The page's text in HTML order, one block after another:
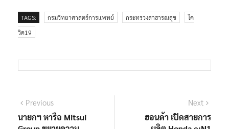
TAGS: กรมวิทยาศาสตร์การแพทย์ กระทรวงสาธารณสุข
โค
วิด19
แนะแนว
เรื่อง
PreviousPrevious
post:
นายกฯ หารือ Mitsui
Next
post:
ฮอนด้า เปิดสายการ